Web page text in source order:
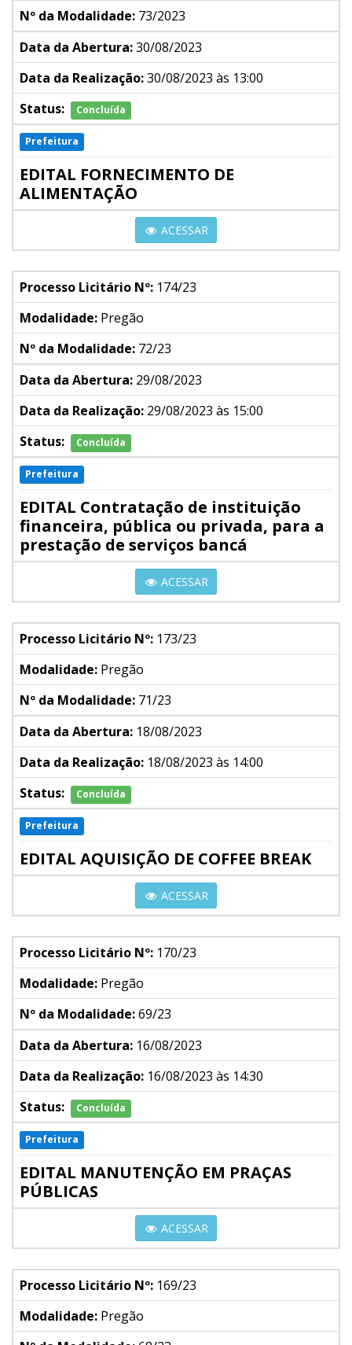
Nº da Modalidade: 73/2023
Data da Abertura:30/08/2023
Data da Realização:30/08/2023 às 13:00
Status:
Concluída
Prefeitura
EDITAL FORNECIMENTO DE
ALIMENTAÇÃO
ACESSAR
Processo Licitário Nº: 174/23
Modalidade: Pregão
Nº da Modalidade: 72/23
Data da Abertura: 29/08/2023
Data da Realização: 29/08/2023 às 15:00
Status:
Concluída
Prefeitura
EDITAL Contratação de instituição
financeira, pública ou privada, para a
prestação de serviços bancá
ACESSAR
Processo Licitário Nº: 173/23
Modalidade: Pregão
Nº da Modalidade: 71/23
Data da Abertura: 18/08/2023
Data da Realização: 18/08/2023 às 14:00
Status:
Concluída
Prefeitura
EDITAL AQUISIÇÃO DE COFFEE BREAK
ACESSAR
Processo Licitário Nº: 170/23
Modalidade: Pregão
Nº da Modalidade:69/23
Data da Abertura: 16/08/2023
Data da Realização: 16/08/2023 às 14:30
Status:
Concluída
Prefeitura
EDITAL MANUTENÇÃO EM PRAÇAS
PÚBLICAS
ACESSAR
Processo Licitário Nº: 169/23
Modalidade: Pregão